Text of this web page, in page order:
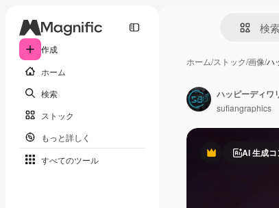
作成
ホーム
検索
ストック
もっと詳しく
すべてのツール
ホーム/ストック/画像/ハ
PremiumAI 生成
sufiangraphics